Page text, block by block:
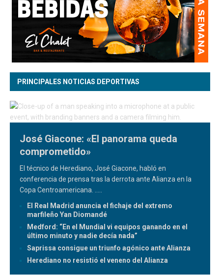
PRINCIPALES NOTICIAS DEPORTIVAS
José Giacone: «El panorama queda
comprometido»
El técnico de Herediano, José Giacone, habló en
conferencia de prensa tras la derrota ante Alianza en la
Copa Centroamericana.
El Real Madrid anuncia el fichaje del extremo
marfileño Yan Diomandé
Medford: “En el Mundial vi equipos ganando en el
último minuto y nadie decía nada”
Saprissa consigue un triunfo agónico ante Alianza
Herediano no resistió el veneno del Alianza